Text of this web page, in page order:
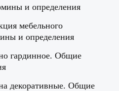
и определения
мебельного
и определения
гардинное. Общие
декоративные. Общие